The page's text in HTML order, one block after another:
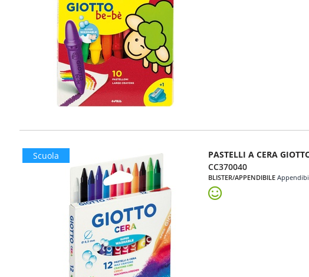
Scuola
PASTELLI A CERA
CC370040
BLISTER/APPENDIBILE